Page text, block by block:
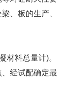
、板的生产、
料总量计)。
经试配确定最